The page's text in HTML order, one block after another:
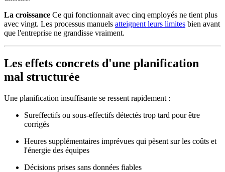
La croissance Ce qui fonctionnait avec cinq employés ne tient plus
avec vingt. Les processus manuels atteignent leurs limites bien avant
que l'entreprise ne grandisse vraiment.
Les effets concrets d'une planification
mal structurée
Une planification insuffisante se ressent rapidement :
Sureffectifs ou sous-effectifs détectés trop tard pour être
corrigés
Heures supplémentaires imprévues qui pèsent sur les coûts et
l'énergie des équipes
Décisions prises sans données fiables